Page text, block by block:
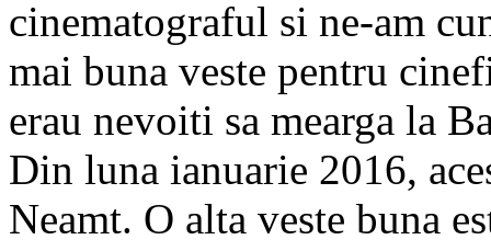
cinematograful si ne-am
mai buna veste pentru
erau nevoiti sa mearga la
Din luna ianuarie 2016,
Neamt. O alta veste buna